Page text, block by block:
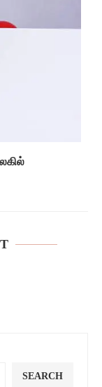
SEARCH